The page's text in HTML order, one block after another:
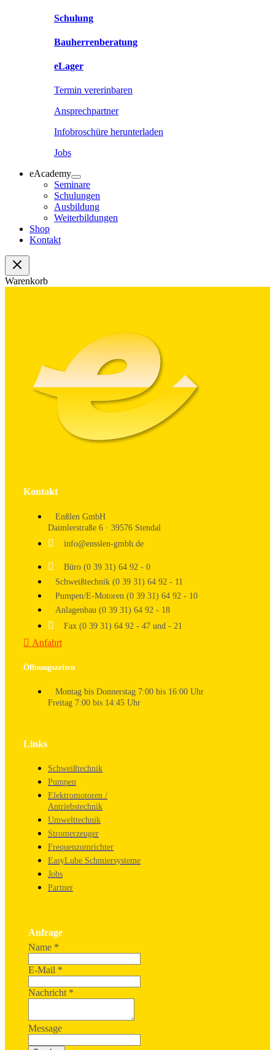
Schulung
Bauherrenberatung
eLager
Termin vererinbaren
Ansprechpartner
Infobroschüre herunterladen
Jobs
eAcademy
Seminare
Schulungen
Ausbildung
Weiterbildungen
Shop
Kontakt
Warenkorb
Kontakt
Enßlen GmbH
Daimlerstraße 6 · 39576 Stendal
info@ensslen-gmbh.de
Büro (0 39 31) 64 92 - 0
Schweißtechnik (0 39 31) 64 92 - 11
Pumpen/E-Motoren (0 39 31) 64 92 - 10
Anlagenbau (0 39 31) 64 92 - 18
Fax (0 39 31) 64 92 - 47 und - 21
Anfahrt
Öffnungszeiten
Montag bis Donnerstag 7:00 bis 16:00 Uhr
Freitag 7:00 bis 14:45 Uhr
Links
Schweißtechnik
Pumpen
Elektromotoren /
Antriebstechnik
Umwelttechnik
Stromerzeuger
Frequenzumrichter
EasyLube Schmiersysteme
Jobs
Partner
Anfrage
Name *
E-Mail *
Nachricht *
Message